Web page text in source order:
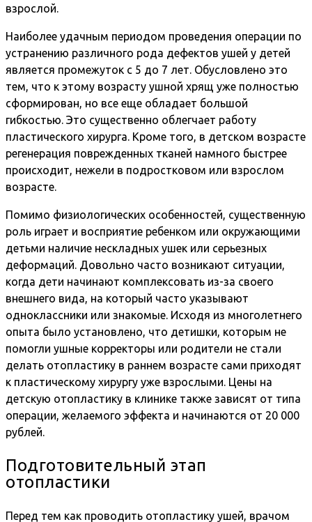
взрослой.
Наиболее удачным периодом проведения операции по
устранению различного рода дефектов ушей у детей
является промежуток с 5 до 7 лет. Обусловлено это
тем, что к этому возрасту ушной хрящ уже полностью
сформирован, но все еще обладает большой
гибкостью. Это существенно облегчает работу
пластического хирурга. Кроме того, в детском возрасте
регенерация поврежденных тканей намного быстрее
происходит, нежели в подростковом или взрослом
возрасте.
Помимо физиологических особенностей, существенную
роль играет и восприятие ребенком или окружающими
детьми наличие нескладных ушек или серьезных
деформаций. Довольно часто возникают ситуации,
когда дети начинают комплексовать из-за своего
внешнего вида, на который часто указывают
одноклассники или знакомые. Исходя из многолетнего
опыта было установлено, что детишки, которым не
помогли ушные корректоры или родители не стали
делать отопластику в раннем возрасте сами приходят
к пластическому хирургу уже взрослыми. Цены на
детскую отопластику в клинике также зависят от типа
операции, желаемого эффекта и начинаются от 20 000
рублей.
Подготовительный этап
отопластики
Перед тем как проводить отопластику ушей, врачом